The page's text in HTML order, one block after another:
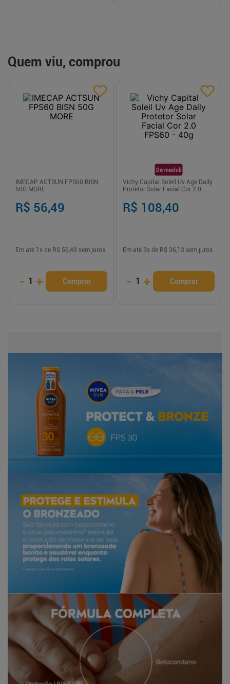
Quem viu, comprou
IMECAP ACTSUN FPS60 BISN
50G MORE
R$ 56,49
Em até 1 x de R$ 56,49 sem juros
- 1 + Comprar
Dermaclub
Vichy Capital Soleil Uv Age Daily
Protetor Solar Facial Cor 2.0
R$ 108,40
Em até 3x de R$ 36,13 sem juros
- 1 + Comprar